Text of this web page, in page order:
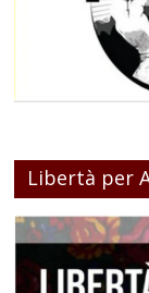
Libertà per